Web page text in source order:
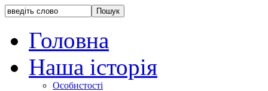
Головна
Наша історія
Особистості